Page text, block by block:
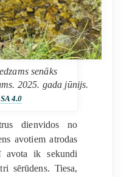
senāks
2025. gada jūnijs.
4.0
dienvidos no
avotiem atrodas
avota ik sekundi
sērūdens. Tiesa,